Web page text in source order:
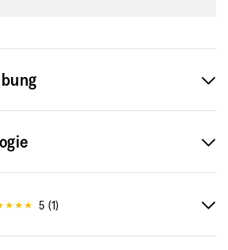
Girl-Stil. Sie sind ebenso sportlich-
weist die gleiche iQushion™
5 (1)